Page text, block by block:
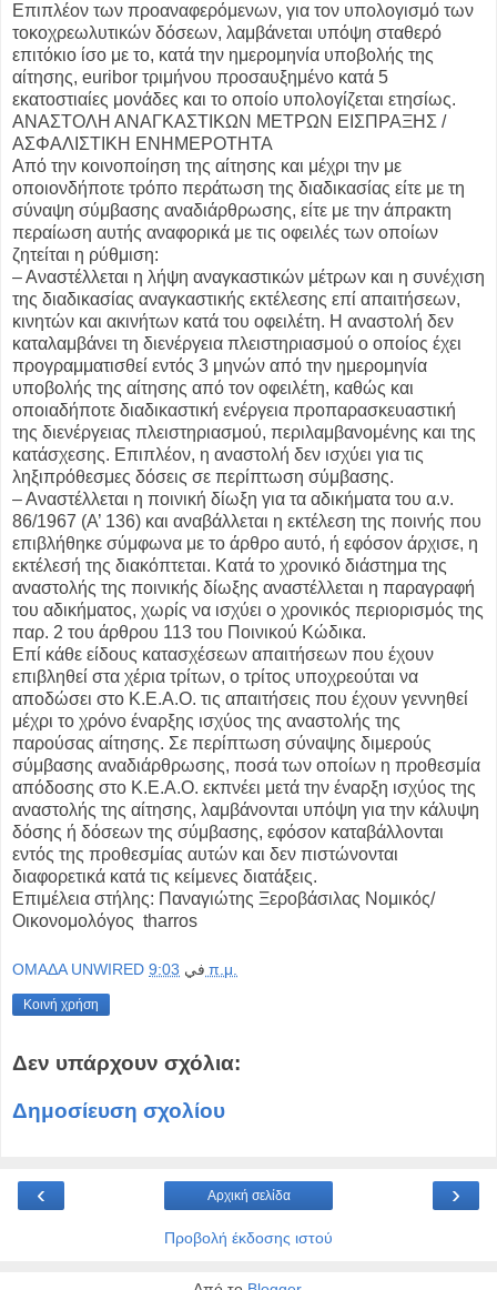
Επιπλέον των προαναφερόμενων, για τον υπολογισμό των
τοκοχρεωλυτικών δόσεων, λαμβάνεται υπόψη σταθερό
επιτόκιο ίσο με το, κατά την ημερομηνία υποβολής της
αίτησης, euribor τριμήνου προσαυξημένο κατά 5
εκατοστιαίες μονάδες και το οποίο υπολογίζεται ετησίως.
ΑΝΑΣΤΟΛΗ ΑΝΑΓΚΑΣΤΙΚΩΝ ΜΕΤΡΩΝ ΕΙΣΠΡΑΞΗΣ /
ΑΣΦΑΛΙΣΤΙΚΗ ΕΝΗΜΕΡΟΤΗΤΑ
Από την κοινοποίηση της αίτησης και μέχρι την με
οποιονδήποτε τρόπο περάτωση της διαδικασίας είτε με τη
σύναψη σύμβασης αναδιάρθρωσης, είτε με την άπρακτη
περαίωση αυτής αναφορικά με τις οφειλές των οποίων
ζητείται η ρύθμιση:
– Αναστέλλεται η λήψη αναγκαστικών μέτρων και η συνέχιση
της διαδικασίας αναγκαστικής εκτέλεσης επί απαιτήσεων,
κινητών και ακινήτων κατά του οφειλέτη. Η αναστολή δεν
καταλαμβάνει τη διενέργεια πλειστηριασμού ο οποίος έχει
προγραμματισθεί εντός 3 μηνών από την ημερομηνία
υποβολής της αίτησης από τον οφειλέτη, καθώς και
οποιαδήποτε διαδικαστική ενέργεια προπαρασκευαστική
της διενέργειας πλειστηριασμού, περιλαμβανομένης και της
κατάσχεσης. Επιπλέον, η αναστολή δεν ισχύει για τις
ληξιπρόθεσμες δόσεις σε περίπτωση σύμβασης.
– Αναστέλλεται η ποινική δίωξη για τα αδικήματα του α.ν.
86/1967 (Α’ 136) και αναβάλλεται η εκτέλεση της ποινής που
επιβλήθηκε σύμφωνα με το άρθρο αυτό, ή εφόσον άρχισε, η
εκτέλεσή της διακόπτεται. Κατά το χρονικό διάστημα της
αναστολής της ποινικής δίωξης αναστέλλεται η παραγραφή
του αδικήματος, χωρίς να ισχύει ο χρονικός περιορισμός της
παρ. 2 του άρθρου 113 του Ποινικού Κώδικα.
Επί κάθε είδους κατασχέσεων απαιτήσεων που έχουν
επιβληθεί στα χέρια τρίτων, ο τρίτος υποχρεούται να
αποδώσει στο Κ.Ε.Α.Ο. τις απαιτήσεις που έχουν γεννηθεί
μέχρι το χρόνο έναρξης ισχύος της αναστολής της
παρούσας αίτησης. Σε περίπτωση σύναψης διμερούς
σύμβασης αναδιάρθρωσης, ποσά των οποίων η προθεσμία
απόδοσης στο Κ.Ε.Α.Ο. εκπνέει μετά την έναρξη ισχύος της
αναστολής της αίτησης, λαμβάνονται υπόψη για την κάλυψη
δόσης ή δόσεων της σύμβασης, εφόσον καταβάλλονται
εντός της προθεσμίας αυτών και δεν πιστώνονται
διαφορετικά κατά τις κείμενες διατάξεις.
Επιμέλεια στήλης: Παναγιώτης Ξεροβάσιλας Νομικός/
Οικονομολόγος tharros
OMAΔΑ UNWIRED في 9:03 π.μ.
Κοινή χρήση
Δεν υπάρχουν σχόλια:
Δημοσίευση σχολίου
‹ ›
Αρχική σελίδα
Προβολή έκδοσης ιστού